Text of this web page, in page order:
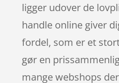
ligger udover de
handle online giver
fordel, som er et
gør en
mange webshops